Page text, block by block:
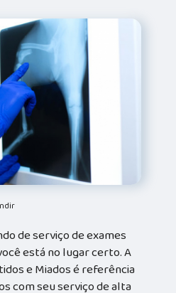
de serviço de exames
está no lugar certo. A
e Miados é referência
com seu serviço de alta